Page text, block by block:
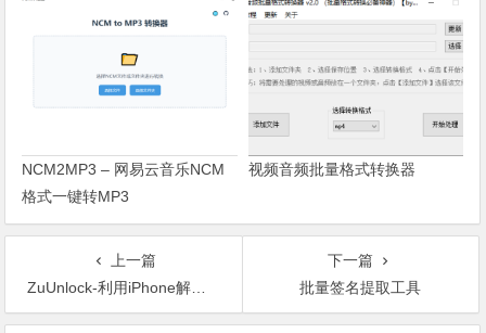
NCM2MP3 – 网易云音乐NCM
格式一键转MP3
视频音频批量格式转换器
上一篇
ZuUnlock-利用iPhone解锁电脑，让电脑感知你的到来
下一篇
批量签名提取工具